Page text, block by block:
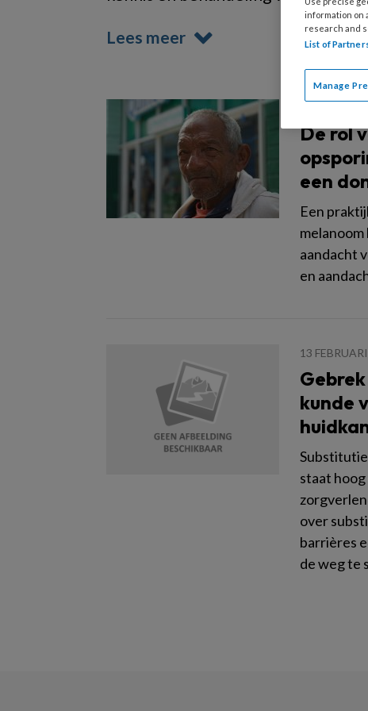
Lees meer
De rol
een
Een
aandacht
en
13
kunde
Substitutie
staat
over
barrières
de weg te
information on
research and
List of
Manage